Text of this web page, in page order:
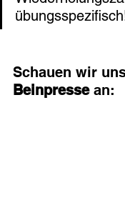
Schauen wir
Beinpresse an: